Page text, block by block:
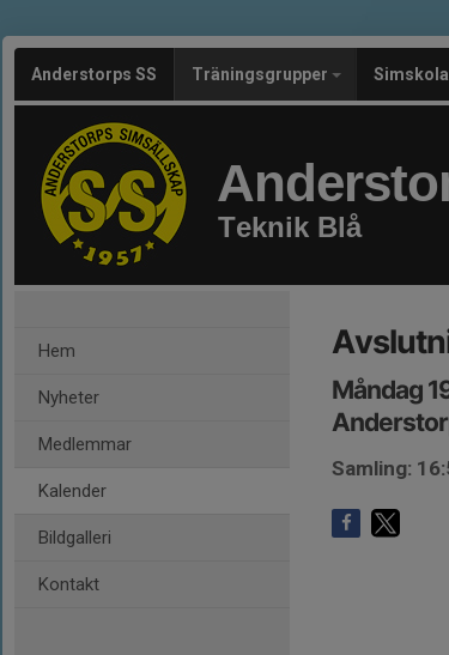
Anderstorps SS Träningsgrupper
Teknik Blå
Hem
Nyheter
Medlemmar
Kalender
Bildgalleri
Kontakt
Måndag
Samling: